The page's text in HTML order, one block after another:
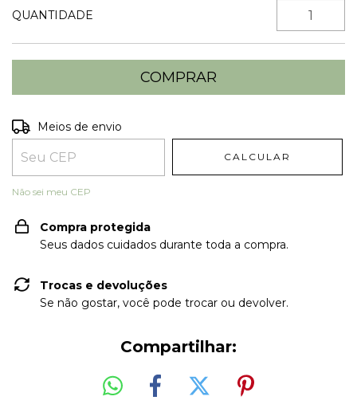
QUANTIDADE
Entregas para o CEP:
Meios de envio
CALCULAR
Não sei meu CEP
Compra protegida
Seus dados cuidados durante toda a compra.
Trocas e devoluções
Se não gostar, você pode trocar ou devolver.
Compartilhar: